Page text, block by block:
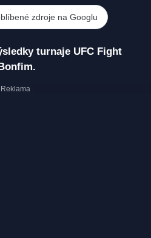
zdroje na Googlu
turnaje UFC Fight